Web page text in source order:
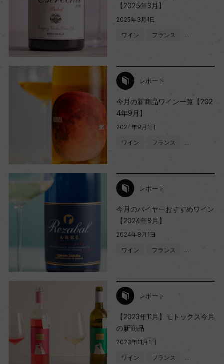
【2025年3月】
2025年3月1日
ワイン フランス …
レポート
今月の新商品ワイン一覧【202
4年9月】
2024年9月1日
ワイン フランス …
レポート
今月のバイヤーおすすめワイン
【2024年8月】
2024年8月1日
ワイン フランス …
レポート
【2023年11月】モトックス今月
の新商品
2023年11月1日
ワイン フランス …